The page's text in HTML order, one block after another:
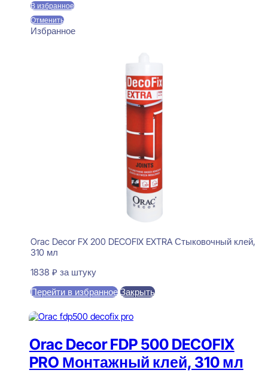
В избранное
Отменить
Избранное
Orac Decor FX 200 DECOFIX EXTRA Стыковочный клей,
310 мл
1838 ₽ за штуку
Перейти в избранное Закрыть
Orac Decor FDP 500 DECOFIX
PRO Монтажный клей, 310 мл